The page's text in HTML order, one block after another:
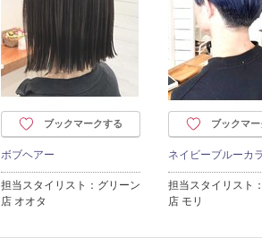
ブックマークする
ボブヘアー
担当スタイリスト：グリーン
店 オオタ
ブックマー
ネイビーブルーカ
担当スタイリスト
店 モリ